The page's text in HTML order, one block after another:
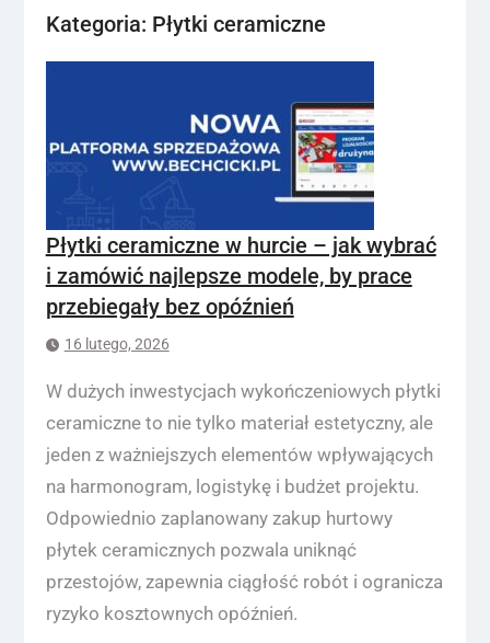
Kategoria: Płytki ceramiczne
Płytki ceramiczne w hurcie – jak wybrać
i zamówić najlepsze modele, by prace
przebiegały bez opóźnień
16 lutego, 2026
W dużych inwestycjach wykończeniowych płytki
ceramiczne to nie tylko materiał estetyczny, ale
jeden z ważniejszych elementów wpływających
na harmonogram, logistykę i budżet projektu.
Odpowiednio zaplanowany zakup hurtowy
płytek ceramicznych pozwala uniknąć
przestojów, zapewnia ciągłość robót i ogranicza
ryzyko kosztownych opóźnień.